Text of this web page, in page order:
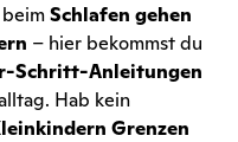
Schlafen gehen
– hier bekommst du
Schritt-Anleitungen
Hab kein
Grenzen